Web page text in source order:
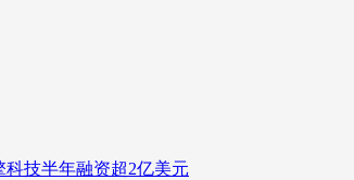
科技半年融资超2亿美元